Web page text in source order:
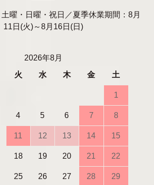
曜・日曜・祝日／夏季休業期間：8月
11日(火)～8月16日(日)
2026年8月
火 水 木 金 土
1
4 5 6 7 8
11 12 13 14 15
18 19 20 21 22
25 26 27 28 29